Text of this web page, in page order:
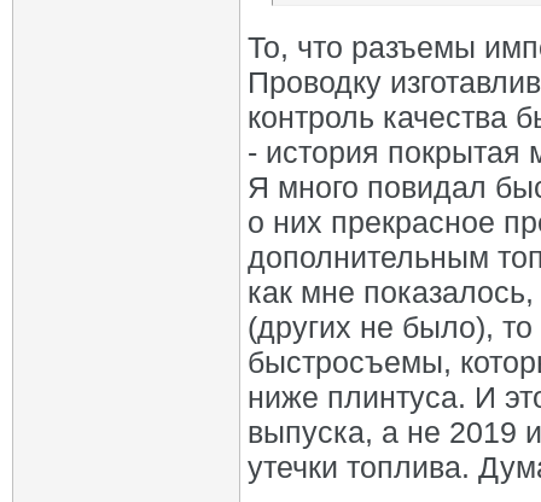
То, что разъемы
Проводку
контроль качества
- история покрытая
Я много повидал
о них прекрасное
дополнительным
как мне
(других не было),
быстросъемы,
ниже плинтуса. И
выпуска, а не 2019
утечки топлива.